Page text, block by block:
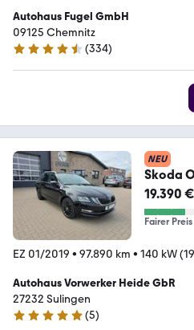
Autohaus Fugel GmbH
09125 Chemnitz
4.3 Sterne
(334)
NEU
Skoda
Neu/
19.390 €
Fairer Preis
EZ 01/2019 • 97.890 km • 140 kW
Autohaus Vorwerker Heide GbR
27232 Sulingen
4.9 Sterne
(5)